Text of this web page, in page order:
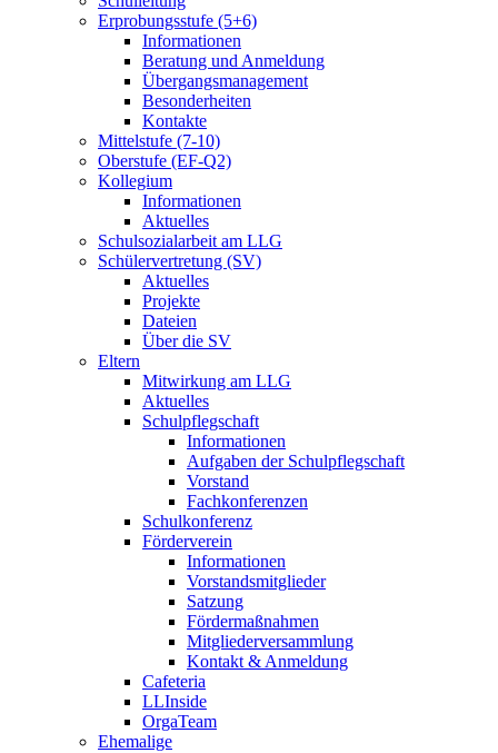
Erprobungsstufe (5+6)
Informationen
Beratung und Anmeldung
Übergangsmanagement
Besonderheiten
Kontakte
Mittelstufe (7-10)
Oberstufe (EF-Q2)
Kollegium
Informationen
Aktuelles
Schulsozialarbeit am LLG
Schülervertretung (SV)
Aktuelles
Projekte
Dateien
Über die SV
Eltern
Mitwirkung am LLG
Aktuelles
Schulpflegschaft
Informationen
Aufgaben der Schulpflegschaft
Vorstand
Fachkonferenzen
Schulkonferenz
Förderverein
Informationen
Vorstandsmitglieder
Satzung
Fördermaßnahmen
Mitgliederversammlung
Kontakt & Anmeldung
Cafeteria
LLInside
OrgaTeam
Ehemalige